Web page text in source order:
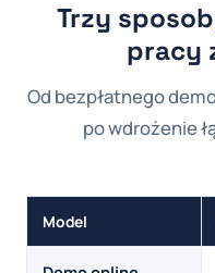
Trzy
pracy
Od bezpłatnego
po wdrożenie
Model